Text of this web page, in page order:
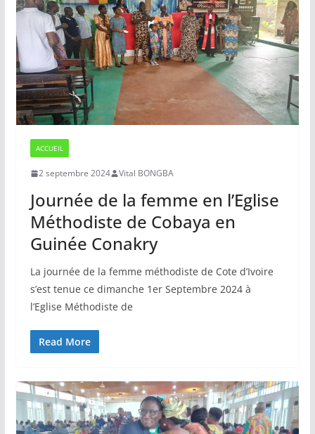
ACCUEIL
2 septembre 2024 Vital BONGBA
Journée de la femme en l’Eglise
Méthodiste de Cobaya en
Guinée Conakry
La journée de la femme méthodiste de Cote d’Ivoire
s’est tenue ce dimanche 1er Septembre 2024 à
l’Eglise Méthodiste de
Read More